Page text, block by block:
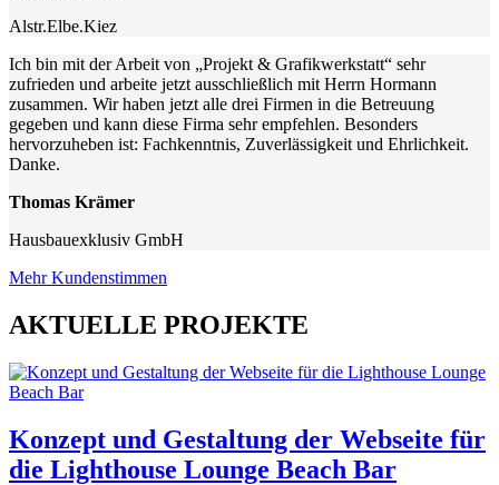
Alstr.Elbe.Kiez
Ich bin mit der Arbeit von „Projekt & Grafikwerkstatt“ sehr
zufrieden und arbeite jetzt ausschließlich mit Herrn Hormann
zusammen. Wir haben jetzt alle drei Firmen in die Betreuung
gegeben und kann diese Firma sehr empfehlen. Besonders
hervorzuheben ist: Fachkenntnis, Zuverlässigkeit und Ehrlichkeit.
Danke.
Thomas Krämer
Hausbauexklusiv GmbH
Mehr Kundenstimmen
AKTUELLE PROJEKTE
Konzept und Gestaltung der Webseite für
die Lighthouse Lounge Beach Bar